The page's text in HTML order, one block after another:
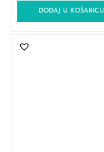
DODAJ U KOŠARICU